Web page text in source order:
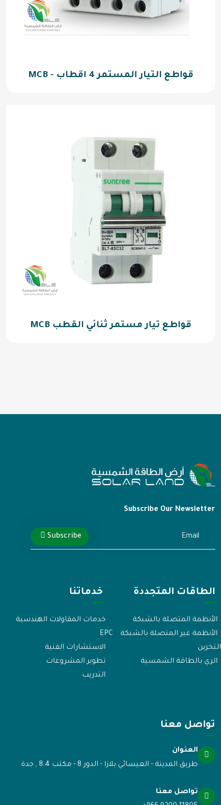
قواطع التيار المستمر 4 اقطاب - MCB
قواطع تيار مستمر ثنائي القطب MCB
Subscribe Our Newsletter
Subscribe
الطاقات المتجددة
الأنظمة المتصلة بالشبكة
الأنظمة غير المتصلة بالشبكة
الري بالطاقة الشمسية
خدماتنا
خدمات المقاولات الهندسية
EPC
الاستشارات الفنية
تطوير المشروعات
التدريب
تواصل معنا
العنوان
طريق المدينة - العيسائي بلازا - الدور 8 - مكتب 8.4 , جدة
تواصل معنا